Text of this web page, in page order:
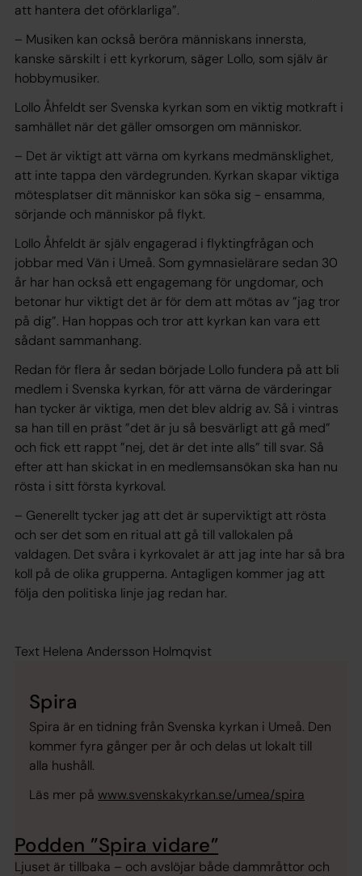
att hantera det oförklarliga”.
– Musiken kan också beröra människans innersta,
kanske särskilt i ett kyrkorum, säger Lollo, som själv är
hobbymusiker.
Lollo Åhfeldt ser Svenska kyrkan som en viktig motkraft i
samhället när det gäller omsorgen om människor.
– Det är viktigt att värna om kyrkans medmänsklighet,
att inte tappa den värdegrunden. Kyrkan skapar viktiga
mötesplatser dit människor kan söka sig - ensamma,
sörjande och människor på flykt.
Lollo Åhfeldt är själv engagerad i flyktingfrågan och
jobbar med Vän i Umeå. Som gymnasielärare sedan 30
år har han också ett engagemang för ungdomar, och
betonar hur viktigt det är för dem att mötas av ”jag tror
på dig”. Han hoppas och tror att kyrkan kan vara ett
sådant sammanhang.
Redan för flera år sedan började Lollo fundera på att bli
medlem i Svenska kyrkan, för att värna de värderingar
han tycker är viktiga, men det blev aldrig av. Så i vintras
sa han till en präst ”det är ju så besvärligt att gå med”
och fick ett rappt ”nej, det är det inte alls” till svar. Så
efter att han skickat in en medlemsansökan ska han nu
rösta i sitt första kyrkoval.
– Generellt tycker jag att det är superviktigt att rösta
och ser det som en ritual att gå till vallokalen på
valdagen. Det svåra i kyrkovalet är att jag inte har så bra
koll på de olika grupperna. Antagligen kommer jag att
följa den politiska linje jag redan har.
Text Helena Andersson Holmqvist
Spira
Spira är en tidning från Svenska kyrkan i Umeå. Den
kommer fyra gånger per år och delas ut lokalt till
alla hushåll.
Läs mer på www.svenskakyrkan.se/umea/spira
Podden ”Spira vidare”
Ljuset är tillbaka – och avslöjar både dammråttor och